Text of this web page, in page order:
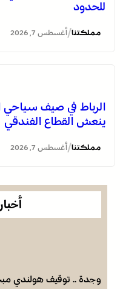
للحدود
مملكتنا/ أغسطس 7, 2026
الرباط في صيف سياحي
ينعش القطاع الفندقي
مملكتنا/ أغسطس 7, 2026
العثور على جثة مقطعة
وجدة .. توقيف هولندي